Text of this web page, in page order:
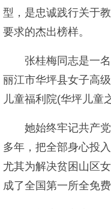
型，是忠诚践行关于
要求的杰出榜样。
张桂梅同志是一
丽江市华坪县女子高
儿童福利院(华坪儿童
她始终牢记共产
多年，把全部身心投
尤其为解决贫困山区
成了全国第一所全免费